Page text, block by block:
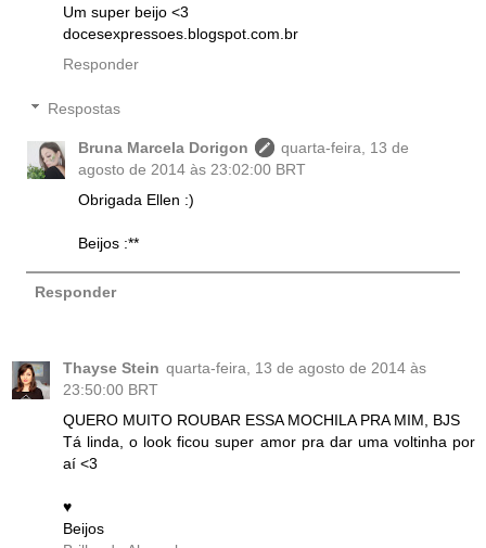
Um super beijo <3
docesexpressoes.blogspot.com.br
Responder
Respostas
Bruna Marcela Dorigon
quarta-feira, 13 de
agosto de 2014 às 23:02:00 BRT
Obrigada Ellen :)
Beijos :**
Responder
Thayse Stein quarta-feira, 13 de agosto de 2014 às
23:50:00 BRT
QUERO MUITO ROUBAR ESSA MOCHILA PRA MIM, BJS
Tá linda, o look ficou super amor pra dar uma voltinha por
aí <3
♥
Beijos